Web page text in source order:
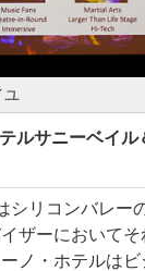
ユ
ルサニーベイル
リコンバレー
ザーにおいて
ノ・ホテルは